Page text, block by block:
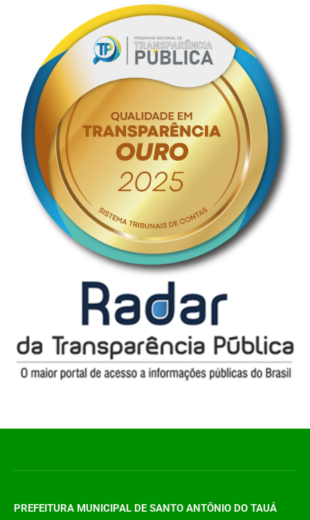
PREFEITURA MUNICIPAL DE SANTO ANTÔNIO DO TAUÁ